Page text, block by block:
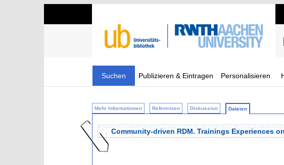
Suchen Publizieren & Eintragen Personalisieren
Mehr Informationen Referenzen Diskussion Dateien
Community-driven RDM. Trainings Experiences